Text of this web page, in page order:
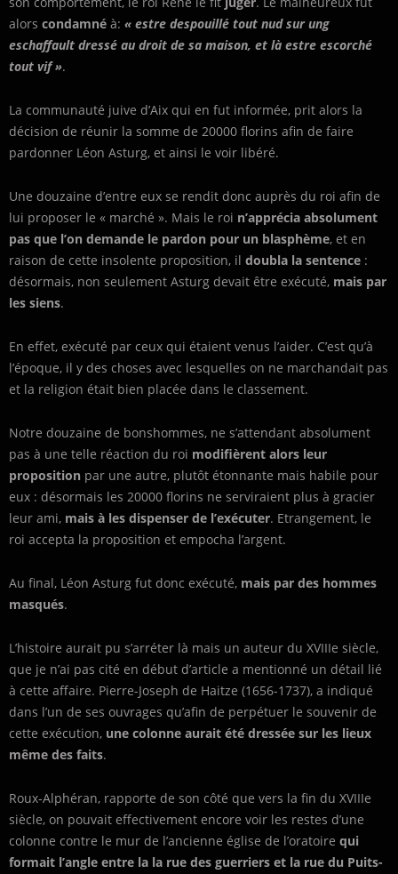
alors condamné à: « estre despouillé tout nud sur ung
eschaffault dressé au droit de sa maison, et là estre escorché
tout vif ».
La communauté juive d’Aix qui en fut informée, prit alors la
décision de réunir la somme de 20000 florins afin de faire
pardonner Léon Asturg, et ainsi le voir libéré.
Une douzaine d’entre eux se rendit donc auprès du roi afin de
lui proposer le « marché ». Mais le roi n’apprécia absolument
pas que l’on demande le pardon pour un blasphème, et en
raison de cette insolente proposition, il doubla la sentence :
désormais, non seulement Asturg devait être exécuté, mais par
les siens.
En effet, exécuté par ceux qui étaient venus l’aider. C’est qu’à
l’époque, il y des choses avec lesquelles on ne marchandait pas
et la religion était bien placée dans le classement.
Notre douzaine de bonshommes, ne s’attendant absolument
pas à une telle réaction du roi modifièrent alors leur
proposition par une autre, plutôt étonnante mais habile pour
eux : désormais les 20000 florins ne serviraient plus à gracier
leur ami, mais à les dispenser de l’exécuter. Etrangement, le
roi accepta la proposition et empocha l’argent.
Au final, Léon Asturg fut donc exécuté, mais par des hommes
masqués.
L’histoire aurait pu s’arréter là mais un auteur du XVIIIe siècle,
que je n’ai pas cité en début d’article a mentionné un détail lié
à cette affaire. Pierre-Joseph de Haitze (1656-1737), a indiqué
dans l’un de ses ouvrages qu’afin de perpétuer le souvenir de
cette exécution, une colonne aurait été dressée sur les lieux
même des faits.
Roux-Alphéran, rapporte de son côté que vers la fin du XVIIIe
siècle, on pouvait effectivement encore voir les restes d’une
colonne contre le mur de l’ancienne église de l’oratoire qui
formait l’angle entre la la rue des guerriers et la rue du Puits-